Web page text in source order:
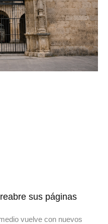
sus páginas
vuelve con nuevos